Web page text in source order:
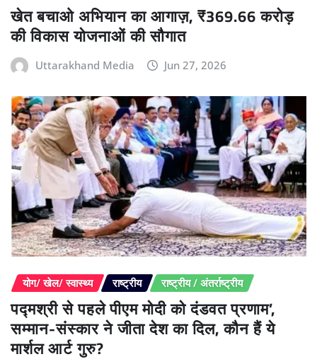
खेत बचाओ अभियान का आगाज़, ₹369.66 करोड़
की विकास योजनाओं की सौगात
Uttarakhand Media Jun 27, 2026
योग/ खेल/ स्वास्थ्य राष्ट्रीय राष्ट्रीय / अंतर्राष्ट्रीय
पद्मश्री से पहले पीएम मोदी को दंडवत प्रणाम’,
सम्मान-संस्कार ने जीता देश का दिल, कौन हैं ये
मार्शल आर्ट गुरु?